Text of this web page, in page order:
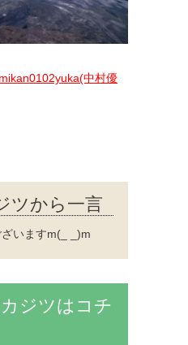
中村優
ツから一言
いますm(_ _)m
ジツはコチ